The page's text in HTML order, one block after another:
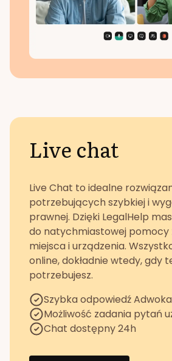
Live chat
Live Chat to idealne
potrzebujących szybkiej i
prawnej. Dzięki LegalHelp
do natychmiastowej pomocy
miejsca i urządzenia.
online, dokładnie wtedy, gdy
potrzebujesz.
Szybka odpowiedź
Możliwość zadania pytań
Chat dostępny 24h